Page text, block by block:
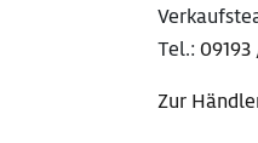
Tel.:
Zur